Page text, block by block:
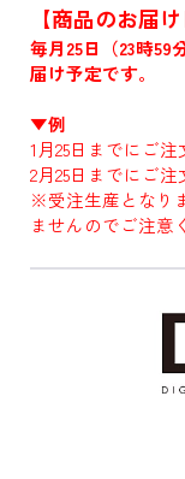
【商品のお届
毎月25日（23時59
届け予定です。
▼例
1月25日までにご
2月25日までにご
※受注生産となり
ませんのでご注意